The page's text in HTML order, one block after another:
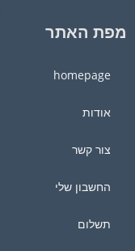
מפת האתר
homepage
אודות
צור קשר
החשבון שלי
תשלום